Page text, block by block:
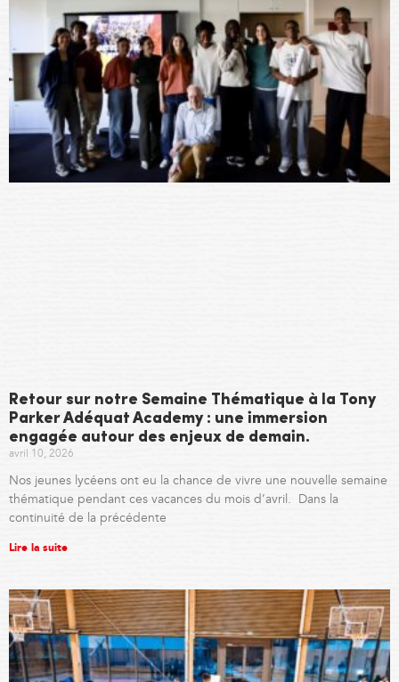
Retour sur notre Semaine Thématique à la Tony
Parker Adéquat Academy : une immersion
engagée autour des enjeux de demain.
avril 10, 2026
Nos jeunes lycéens ont eu la chance de vivre une nouvelle semaine
thématique pendant ces vacances du mois d’avril. Dans la
continuité de la précédente
Lire la suite